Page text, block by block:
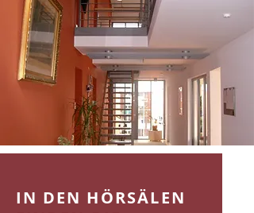
IN DEN HÖRSÄLEN